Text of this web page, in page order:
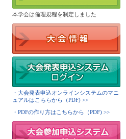
本学会は倫理規程を制定しました
・大会発表申込オンラインシステムのマニ
ュアルはこちらから（PDF) >>
・PDFの作り方はこちらから（PDF) >>